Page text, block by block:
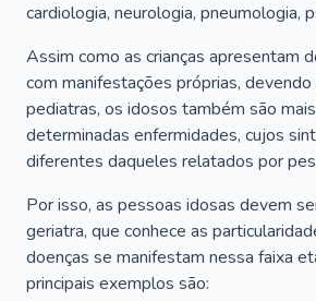
cardiologia, neurologia, pneumologia,
Assim como as crianças apresentam
com manifestações próprias,
pediatras, os idosos também são
determinadas enfermidades, cujos
diferentes daqueles relatados por
Por isso, as pessoas idosas devem
geriatra, que conhece as
doenças se manifestam nessa faixa
principais exemplos são: